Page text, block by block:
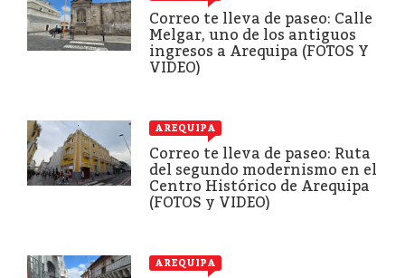
Correo te lleva de paseo: Calle
Melgar, uno de los antiguos
ingresos a Arequipa (FOTOS Y
VIDEO)
AREQUIPA
Correo te lleva de paseo: Ruta
del segundo modernismo en el
Centro Histórico de Arequipa
(FOTOS y VIDEO)
AREQUIPA